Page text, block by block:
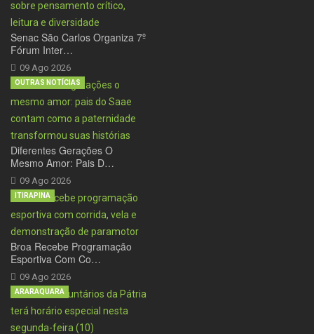
Senac São Carlos Organiza 7º
Fórum Inter…
09 Ago 2026
Diferentes Gerações O
Mesmo Amor: Pais D…
09 Ago 2026
OUTRAS NOTÍCIAS
Broa Recebe Programação
Esportiva Com Co…
09 Ago 2026
ITIRAPINA
ARARAQUARA